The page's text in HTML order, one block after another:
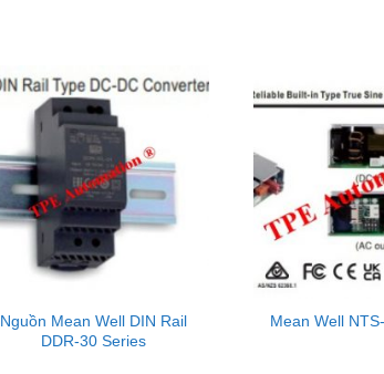
Nguồn Mean Well DIN Rail
DDR-30 Series
Mean Well